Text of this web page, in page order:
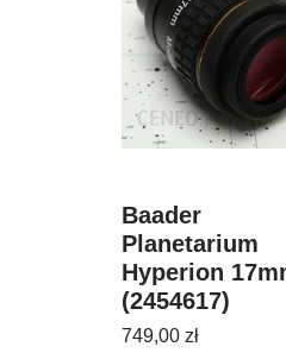
Baader
Planetarium
Hyperion
(2454617)
749,00 zł